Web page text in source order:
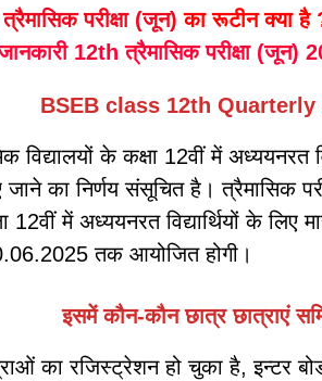
त्रैमासिक परीक्षा (जून) का रूटीन क्या है
12th त्रैमासिक परीक्षा (जून)
BSEB class 12th Quarterly
विद्यालयों के कक्षा 12वीं में अध्ययनरत
जाने का निर्णय संसूचित है। त्रैमासिक
12वीं में अध्ययनरत विद्यार्थियों के लिए
तक आयोजित होगी।
इसमें कौन-कौन छात्र छात्राएं
का रजिस्ट्रेशन हो चुका है, इन्टर